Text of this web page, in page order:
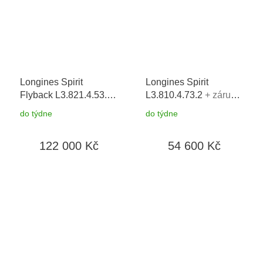
Longines Spirit
Flyback L3.821.4.53.6
možnost výměny do 90
do týdne
122 000 Kč
Longines Spirit
L3.810.4.73.2 + záruka
do 90 dní
do týdne
54 600 Kč